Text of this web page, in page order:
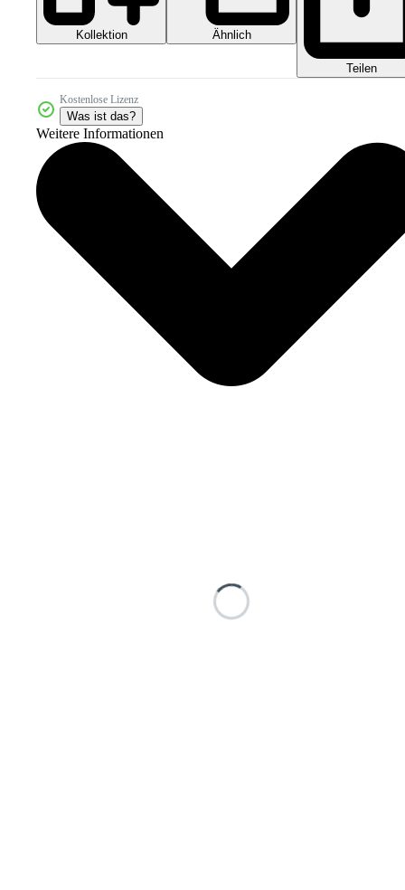
Kollektion Ähnlich
Teilen
Kostenlose Lizenz
Was ist das?
Weitere Informationen